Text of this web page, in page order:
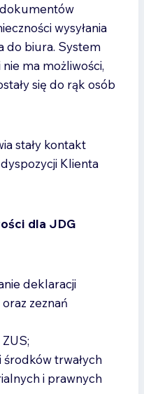
wysyłania
do biura. System
ma możliwości,
się do rąk osób
stały kontakt
Klienta
dla JDG
deklaracji
zeznań
trwałych
i prawnych